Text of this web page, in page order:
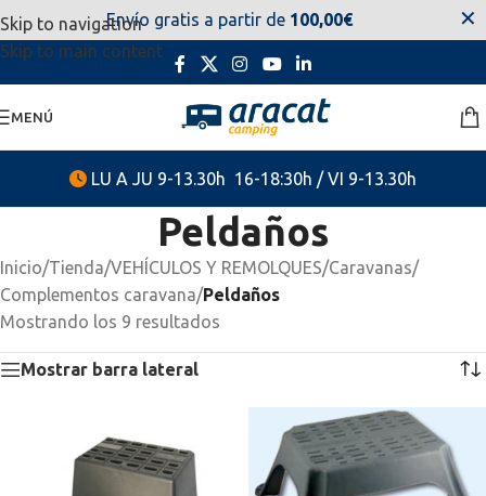
Skip to navigation
Skip to main content
estaremos disponibles. Disculpen las molestias.
MENÚ
LU A JU 9-13.30h 16-18:30h / VI 9-13.30h
Peldaños
Inicio/Tienda/VEHÍCULOS Y REMOLQUES/Caravanas/
Complementos caravana/Peldaños
Mostrando los 9 resultados
Envío gratis a partir de 100,00€ ✕
Mostrar barra lateral